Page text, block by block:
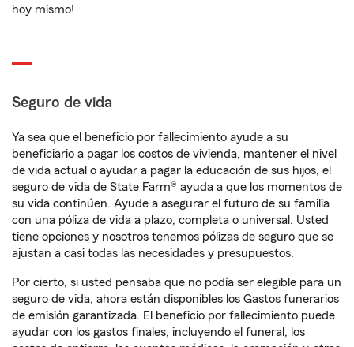
hoy mismo!
Seguro de vida
Ya sea que el beneficio por fallecimiento ayude a su
beneficiario a pagar los costos de vivienda, mantener el nivel
de vida actual o ayudar a pagar la educación de sus hijos, el
seguro de vida de State Farm® ayuda a que los momentos de
su vida continúen. Ayude a asegurar el futuro de su familia
con una póliza de vida a plazo, completa o universal. Usted
tiene opciones y nosotros tenemos pólizas de seguro que se
ajustan a casi todas las necesidades y presupuestos.
Por cierto, si usted pensaba que no podía ser elegible para un
seguro de vida, ahora están disponibles los Gastos funerarios
de emisión garantizada. El beneficio por fallecimiento puede
ayudar con los gastos finales, incluyendo el funeral, los